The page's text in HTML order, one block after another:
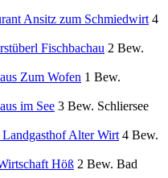
Ansitz zum Schmiedwirt 4
Fischbachau 2 Bew.
Zum Wofen 1 Bew.
im See 3 Bew. Schliersee
Alter Wirt 4 Bew.
Höß 2 Bew. Bad